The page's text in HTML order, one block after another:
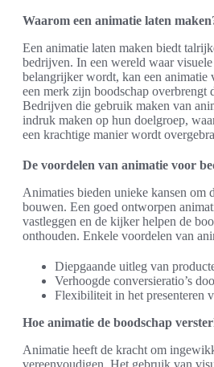
Waarom een animatie laten
Een animatie laten maken biedt
bedrijven. In een wereld waar
belangrijker wordt, kan een animatie
een merk zijn boodschap overbrengt
Bedrijven die gebruik maken van
indruk maken op hun doelgroep,
een krachtige manier wordt
De voordelen van animatie voor
Animaties bieden unieke kansen om
bouwen. Een goed ontworpen
vastleggen en de kijker helpen de
onthouden. Enkele voordelen van
Diepgaande uitleg van
Verhoogde conversieratio’s
Flexibiliteit in het presenteren
Hoe animatie de boodschap
Animatie heeft de kracht om
vereenvoudigen. Het gebruik van